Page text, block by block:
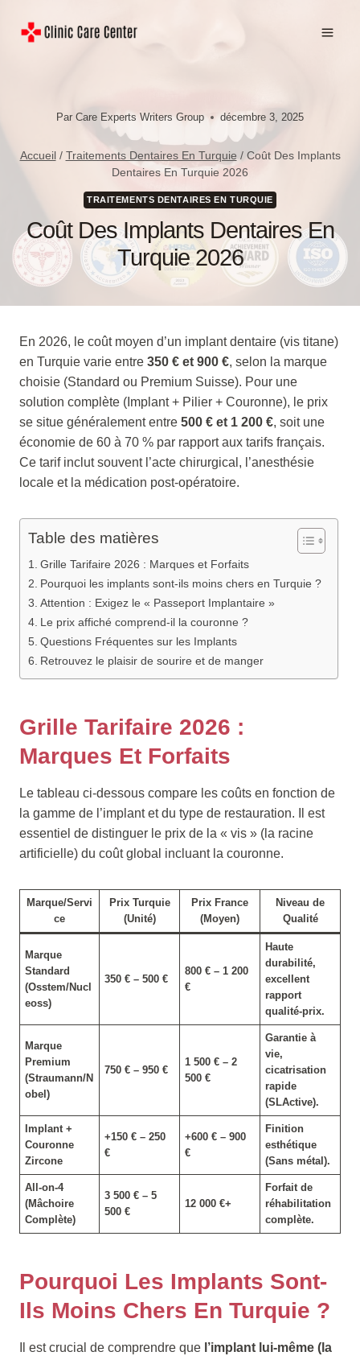
Par Care Experts Writers Group décembre 3, 2025
Accueil / Traitements Dentaires En Turquie / Coût Des Implants
Dentaires En Turquie 2026
TRAITEMENTS DENTAIRES EN TURQUIE
Coût Des Implants Dentaires En
Turquie 2026
En 2026, le coût moyen d’un implant dentaire (vis titane)
en Turquie varie entre 350 € et 900 €, selon la marque
choisie (Standard ou Premium Suisse). Pour une
solution complète (Implant + Pilier + Couronne), le prix
se situe généralement entre 500 € et 1 200 €, soit une
économie de 60 à 70 % par rapport aux tarifs français.
Ce tarif inclut souvent l’acte chirurgical, l’anesthésie
locale et la médication post-opératoire.
Table des matières
Grille Tarifaire 2026 : Marques et Forfaits
Pourquoi les implants sont-ils moins chers en Turquie ?
Attention : Exigez le « Passeport Implantaire »
Le prix affiché comprend-il la couronne ?
Questions Fréquentes sur les Implants
Retrouvez le plaisir de sourire et de manger
Grille Tarifaire 2026 :
Marques Et Forfaits
Le tableau ci-dessous compare les coûts en fonction de
la gamme de l’implant et du type de restauration. Il est
essentiel de distinguer le prix de la « vis » (la racine
artificielle) du coût global incluant la couronne.
Marque/Servi
ce
Prix Turquie
(Unité)
Prix France
(Moyen)
Niveau de
Qualité
Marque
Standard
(Osstem/Nucl
eoss)
350 € – 500 €
800 € – 1 200
€
Haute
durabilité,
excellent
rapport
qualité-prix.
Marque
Premium
(Straumann/N
obel)
750 € – 950 €
1 500 € – 2
500 €
Garantie à
vie,
cicatrisation
rapide
(SLActive).
Implant +
Couronne
Zircone
+150 € – 250
€
+600 € – 900
€
Finition
esthétique
(Sans métal).
All-on-4
(Mâchoire
Complète)
3 500 € – 5
500 €
12 000 €+
Forfait de
réhabilitation
complète.
Pourquoi Les Implants Sont-
Ils Moins Chers En Turquie ?
Il est crucial de comprendre que l’implant lui-même (la